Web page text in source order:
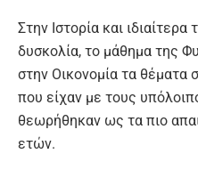
Στην Ιστορία και
δυσκολία, το μάθημα της
στην Οικονομία τα θέματα
που είχαν με τους
θεωρήθηκαν ως τα πιο
ετών.